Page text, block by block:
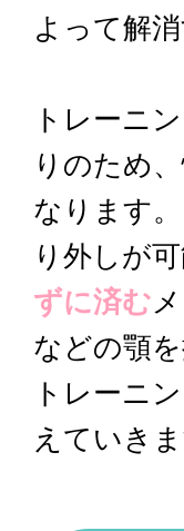
よって解
トレーニ
りのため
なります
り外しが
ずに済む
などの顎
トレーニ
えていきま